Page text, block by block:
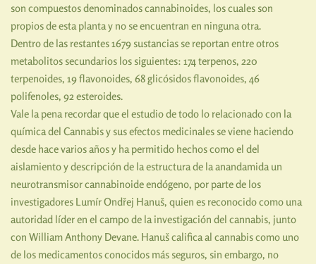
son compuestos denominados cannabinoides, los cuales son
propios de esta planta y no se encuentran en ninguna otra.
Dentro de las restantes 1679 sustancias se reportan entre otros
metabolitos secundarios los siguientes: 174 terpenos, 220
terpenoides, 19 flavonoides, 68 glicósidos flavonoides, 46
polifenoles, 92 esteroides.
Vale la pena recordar que el estudio de todo lo relacionado con la
química del Cannabis y sus efectos medicinales se viene haciendo
desde hace varios años y ha permitido hechos como el del
aislamiento y descripción de la estructura de la anandamida un
neurotransmisor cannabinoide endógeno, por parte de los
investigadores Lumír Ondřej Hanuš, quien es reconocido como una
autoridad líder en el campo de la investigación del cannabis, junto
con William Anthony Devane. Hanuš califica al cannabis como uno
de los medicamentos conocidos más seguros, sin embargo, no